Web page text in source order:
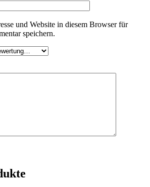
und Website in diesem Browser für
speichern.